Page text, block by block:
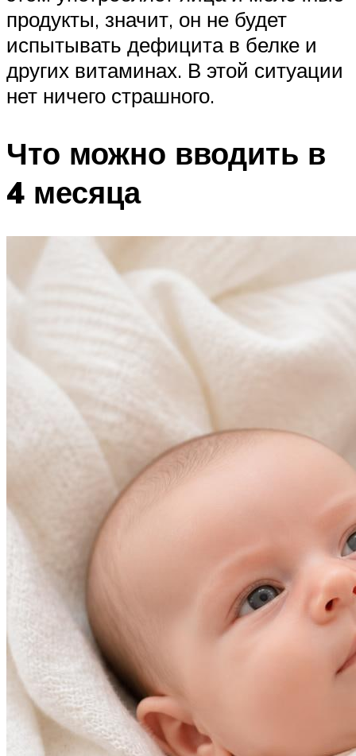
продукты, значит, он не будет
испытывать дефицита в белке и
других витаминах. В этой ситуации
нет ничего страшного.
Что можно вводить в
4 месяца